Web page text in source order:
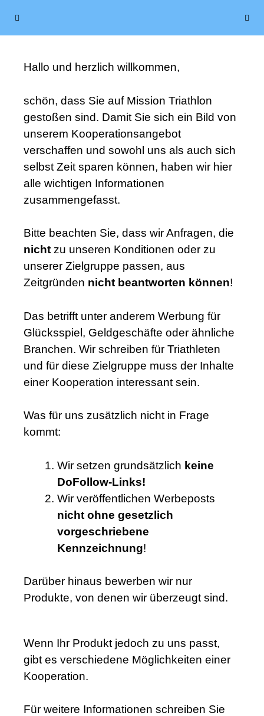
Hallo und herzlich willkommen,
schön, dass Sie auf Mission Triathlon
gestoßen sind. Damit Sie sich ein Bild von
unserem Kooperationsangebot
verschaffen und sowohl uns als auch sich
selbst Zeit sparen können, haben wir hier
alle wichtigen Informationen
zusammengefasst.
Bitte beachten Sie, dass wir Anfragen, die
nicht zu unseren Konditionen oder zu
unserer Zielgruppe passen, aus
Zeitgründen nicht beantworten können!
Das betrifft unter anderem Werbung für
Glücksspiel, Geldgeschäfte oder ähnliche
Branchen. Wir schreiben für Triathleten
und für diese Zielgruppe muss der Inhalte
einer Kooperation interessant sein.
Was für uns zusätzlich nicht in Frage
kommt:
Wir setzen grundsätzlich keine
DoFollow-Links!
Wir veröffentlichen Werbeposts
nicht ohne gesetzlich
vorgeschriebene
Kennzeichnung!
Darüber hinaus bewerben wir nur
Produkte, von denen wir überzeugt sind.
Wenn Ihr Produkt jedoch zu uns passt,
gibt es verschiedene Möglichkeiten einer
Kooperation.
Für weitere Informationen schreiben Sie